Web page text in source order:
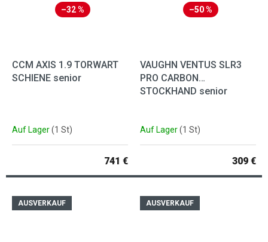
–32 %
CCM AXIS 1.9 TORWART
SCHIENE senior
Auf Lager(1 St)
741 €
–50 %
VAUGHN VENTUS SLR3
PRO CARBON
STOCKHAND senior
Auf Lager(1 St)
309 €
AUSVERKAUF AUSVERKAUF